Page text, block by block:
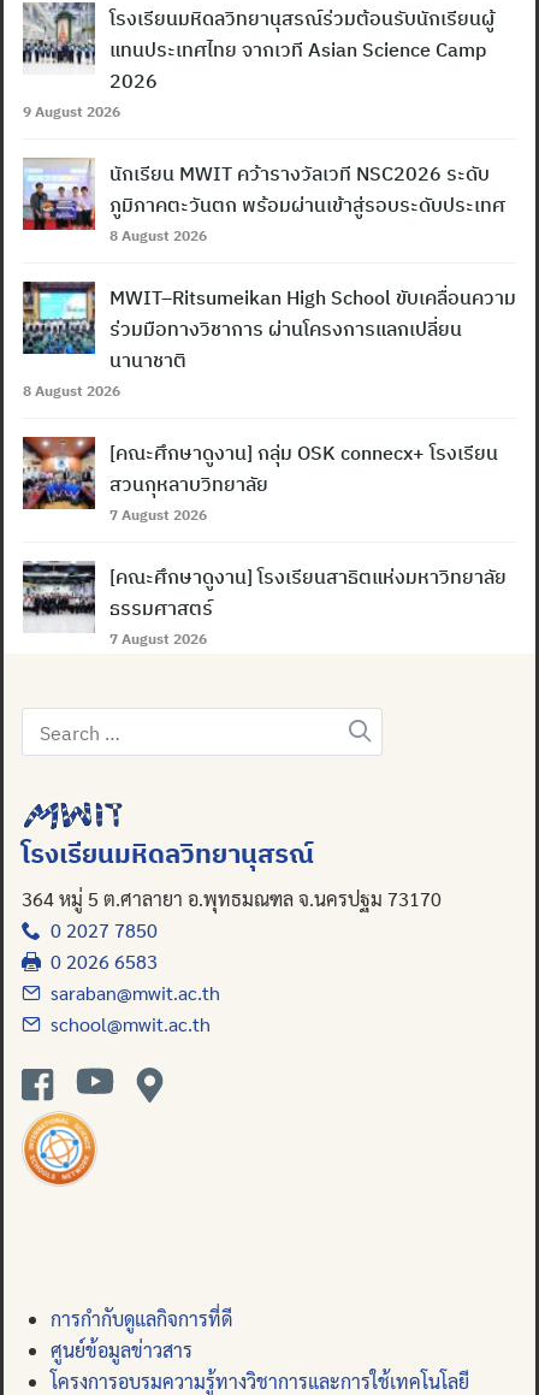
โรงเรียนมหิดลวิทยานุสรณ์ร่วมต้อนรับนักเรียนผู้
แทนประเทศไทย จากเวที Asian Science Camp
2026
9 August 2026
นักเรียน MWIT คว้ารางวัลเวที NSC2026 ระดับ
ภูมิภาคตะวันตก พร้อมผ่านเข้าสู่รอบระดับประเทศ
8 August 2026
MWIT–Ritsumeikan High School ขับเคลื่อนความ
ร่วมมือทางวิชาการ ผ่านโครงการแลกเปลี่ยน
นานาชาติ
8 August 2026
[คณะศึกษาดูงาน] กลุ่ม OSK connecx+ โรงเรียน
สวนกุหลาบวิทยาลัย
7 August 2026
[คณะศึกษาดูงาน] โรงเรียนสาธิตแห่งมหาวิทยาลัย
ธรรมศาสตร์
7 August 2026
Search
for:
โรงเรียนมหิดลวิทยานุสรณ์
364 หมู่ 5 ต.ศาลายา อ.พุทธมณฑล จ.นครปฐม 73170
0 2027 7850
0 2026 6583
saraban@mwit.ac.th
school@mwit.ac.th
การกำกับดูแลกิจการที่ดี
ศูนย์ข้อมูลข่าวสาร
โครงการอบรมความรู้ทางวิชาการและการใช้เทคโนโลยี